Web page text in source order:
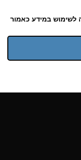
לשימוש במידע כאמור